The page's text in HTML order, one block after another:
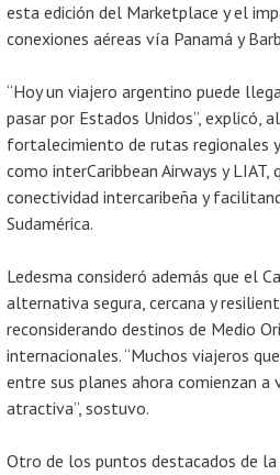
esta edición del Marketplace y el
conexiones aéreas vía Panamá y
“Hoy un viajero argentino puede
pasar por Estados Unidos”, explicó,
fortalecimiento de rutas regionales
como interCaribbean Airways y
conectividad intercaribeña y
Sudamérica.
Ledesma consideró además que el
alternativa segura, cercana y
reconsiderando destinos de Medio
internacionales. “Muchos viajeros
entre sus planes ahora comienzan a
atractiva”, sostuvo.
Otro de los puntos destacados de